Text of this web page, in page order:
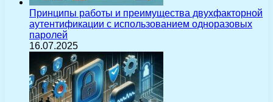
Принципы работы и преимущества двухфакторной
аутентификации с использованием одноразовых
паролей
16.07.2025